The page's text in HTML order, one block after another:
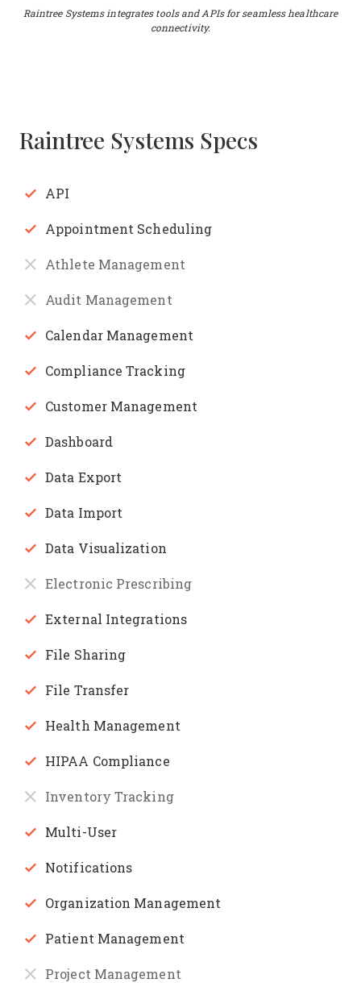
Raintree Systems integrates tools and APIs for seamless healthcare
connectivity.
Raintree Systems Specs
API
Appointment Scheduling
Athlete Management
Audit Management
Calendar Management
Compliance Tracking
Customer Management
Dashboard
Data Export
Data Import
Data Visualization
Electronic Prescribing
External Integrations
File Sharing
File Transfer
Health Management
HIPAA Compliance
Inventory Tracking
Multi-User
Notifications
Organization Management
Patient Management
Project Management